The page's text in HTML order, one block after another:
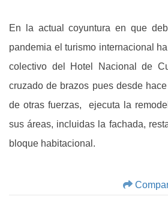
En la actual coyuntura en que
pandemia el turismo internacional
colectivo del Hotel Nacional de
cruzado de brazos pues desde
de otras fuerzas, ejecuta la
sus áreas, incluidas la fachada,
bloque habitacional.